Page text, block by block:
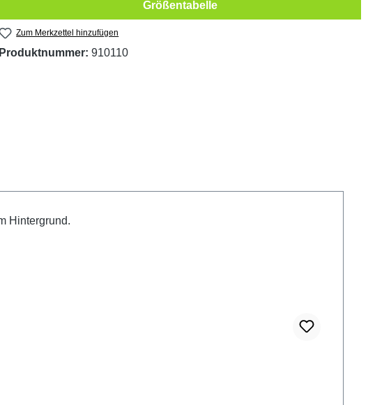
Größentabelle
Zum Merkzettel hinzufügen
Produktnummer: 910110